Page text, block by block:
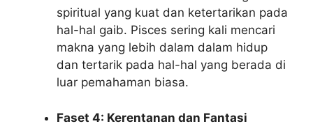
spiritual yang kuat dan ketertarikan pada
hal-hal gaib. Pisces sering kali mencari
makna yang lebih dalam dalam hidup
dan tertarik pada hal-hal yang berada di
luar pemahaman biasa.
Faset 4: Kerentanan dan Fantasi